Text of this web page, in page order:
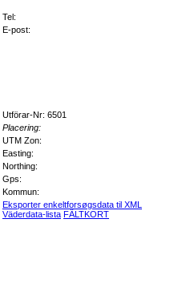
Tel:
E-post:
Utförar-Nr: 6501
Placering:
UTM Zon:
Easting:
Northing:
Gps:
Kommun:
Eksporter enkeltforsøgsdata til XML
Väderdata-lista FÄLTKORT